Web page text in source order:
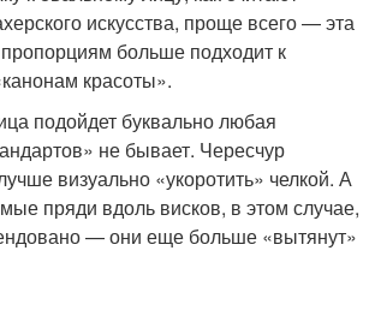
искусства, проще всего — эта
больше подходит к
красоты».
подойдет буквально любая
не бывает. Чересчур
визуально «укоротить» челкой. А
пряди вдоль висков, в этом случае,
— они еще больше «вытянут»